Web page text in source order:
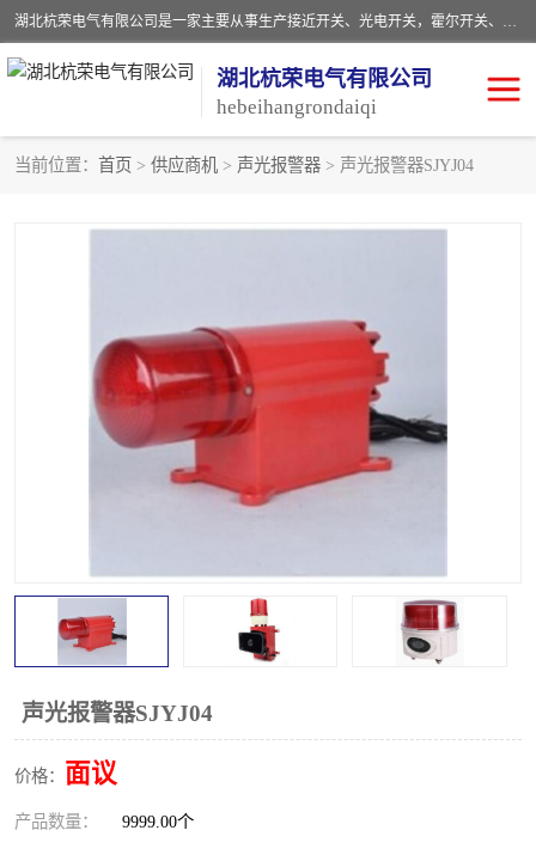
湖北杭荣电气有限公司是一家主要从事生产接近开关、光电开关，霍尔开关、两级跑偏开关、双向拉绳开关、速度监测器、皮带打滑开关、阻旋式料位开关、皮带纵向撕裂开关、溜槽堵塞开关、声光报警器、矿用磁性井筒开关等，主营行业：电气设备、仪器仪表制造, 高低压电器，成套电气设备，矿用防爆机电设备，皮带机综合保护系统，防爆电器，传感器，工矿配件，电器配件，自动化工业机器人的研发，制造，加工销售。
湖北杭荣电气有限公司
hebeihangrondaiqi
当前位置： 首页 > 供应商机 > 声光报警器 > 声光报警器SJYJ04
声光报警器SJYJ04
价格： 面议
产品数量： 9999.00个
声光报警器
滑线指示灯
接近开关 光电开关
撕裂开关
限位开关 速度检测器
速度传感器